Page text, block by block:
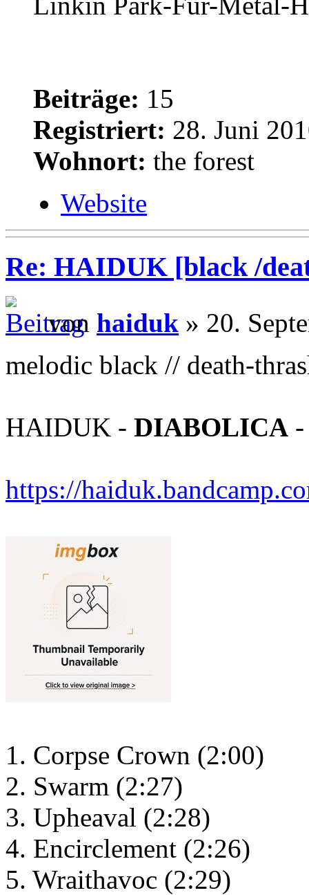
Beiträge: 15
Registriert: 28. Juni
Wohnort: the forest
Website
Re: HAIDUK [black /
von haiduk » 20.
melodic black // death-
HAIDUK - DIABOLICA
https://
1. Corpse Crown (2:00)
2. Swarm (2:27)
3. Upheaval (2:28)
4. Encirclement (2:26)
5. Wraithavoc (2:29)